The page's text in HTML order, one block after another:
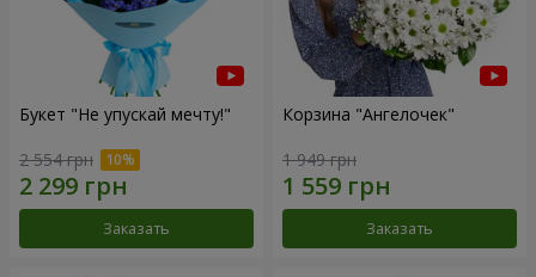
Букет "Не упускай мечту!"
2 554 грн
Заказать
Корзина "Ангелочек"
1 949 грн
Заказать